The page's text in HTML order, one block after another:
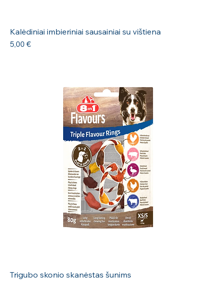
Kalėdiniai imbieriniai sausainiai su vištiena
Kaina
5,00 €
Trigubo skonio skanėstas šunims